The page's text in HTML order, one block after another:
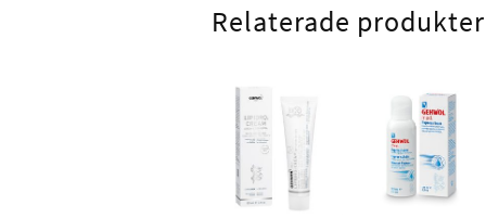
Relaterade produkter